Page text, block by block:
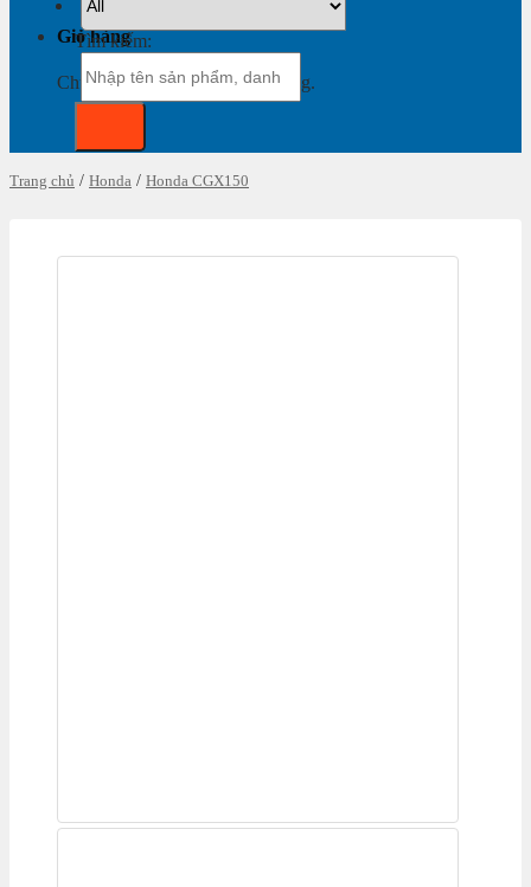
Giỏ hàng
Chưa có sản phẩm trong giỏ hàng.
Tìm kiếm:
Trang chủ / Honda / Honda CGX150